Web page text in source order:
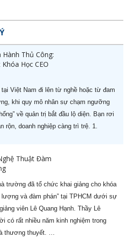
Hành Thủ Công:
Học CEO
tại Việt Nam đi lên từ nghề hoặc từ đam
khi quy mô nhân sự chạm ngưỡng
về quản trị bắt đầu lộ diện. Bạn rơi
rộn, doanh nghiệp càng trì trệ. 1.
Thuật Đàm
trường đã tổ chức khai giảng cho khóa
lượng và đàm phán” tại TPHCM dưới sự
viên Lê Quang Hạnh. Thầy Lê
có rất nhiều năm kinh nghiệm trong
thương thuyết. …